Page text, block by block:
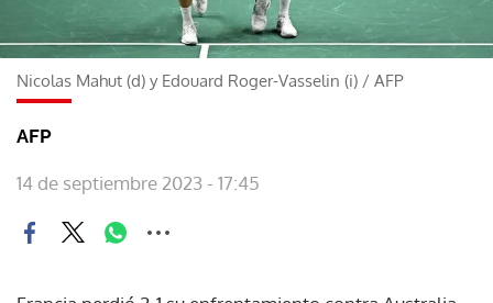
Nicolas Mahut (d) y Edouard Roger-Vasselin (i) / AFP
AFP
14 de septiembre 2023 - 17:45